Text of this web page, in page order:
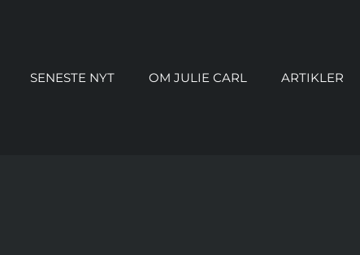
SENESTE NYT OM JULIE CARL ARTIKLER